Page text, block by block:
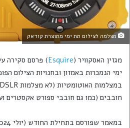
מצלמה לצילום תת ימי מתוצרת קודאק
מגזין האסקוויר (Esquire) פרסם סקירה
ימי הנמכרות באמזון ובחנויות הצילום
חובבים (כמו גם חובבי ספורט אקסטרים